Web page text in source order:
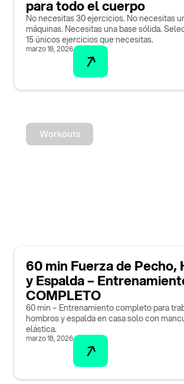
para todo el cuerpo
No necesitas 30 ejercicios. No necesitas
máquinas. Necesitas una base sólida.
15 únicos ejercicios que necesitas.
marzo 18, 2026
Workouts
60 min Fuerza de Pecho,
y Espalda –
COMPLETO
60 min – Entrenamiento completo para
hombros y espalda en casa solo con
elástica.
marzo 18, 2026